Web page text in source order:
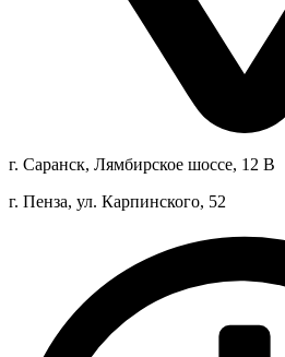
г. Саранск, Лямбирское шоссе, 12 В
г. Пенза, ул. Карпинского, 52